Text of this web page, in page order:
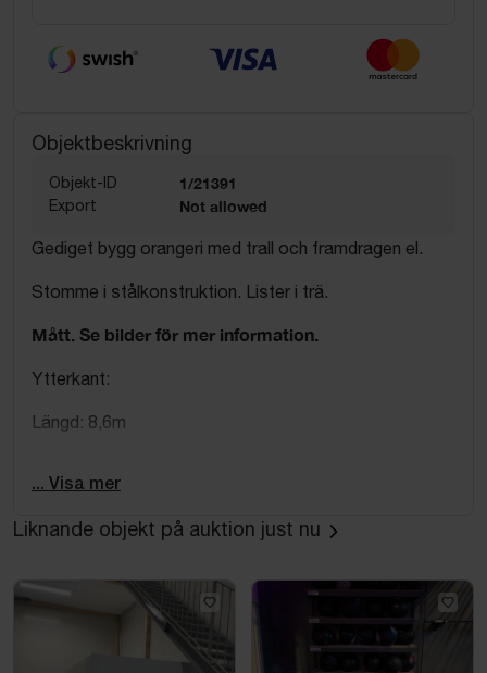
Objektbeskrivning
Objekt-ID 1/21391
Export Not allowed
Gediget bygg orangeri med trall och framdragen el.
Stomme i stålkonstruktion. Lister i trä.
Mått. Se bilder för mer information.
Ytterkant:
Längd: 8,6m
Dörr: höjd 210cm
Innermått: 8,10 m x 3,35 m 1,88cm (höjd innan snedtak)
... Visa mer
Liknande objekt på auktion just nu